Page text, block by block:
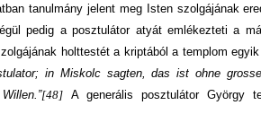
tanulmány jelent meg Isten szolgájának
pedig a posztulátor atyát emlékezteti a
holttestét a kriptából a templom
in Miskolc sagten, das ist ohne
[48] A generális posztulátor György